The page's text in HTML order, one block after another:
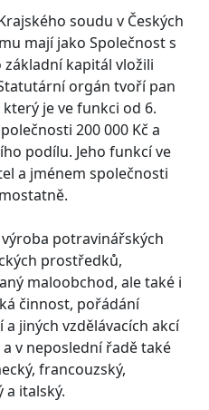
soudu v Českých
mají jako Společnost s
základní kapitál vložili
orgán tvoří pan
je ve funkci od 6.
200 000 Kč a
podílu. Jeho funkcí ve
a jménem společnosti
potravinářských
prostředků,
maloobchod, ale také i
činnost, pořádání
jiných vzdělávacích akcí
v neposlední řadě také
francouzský,
a italský.